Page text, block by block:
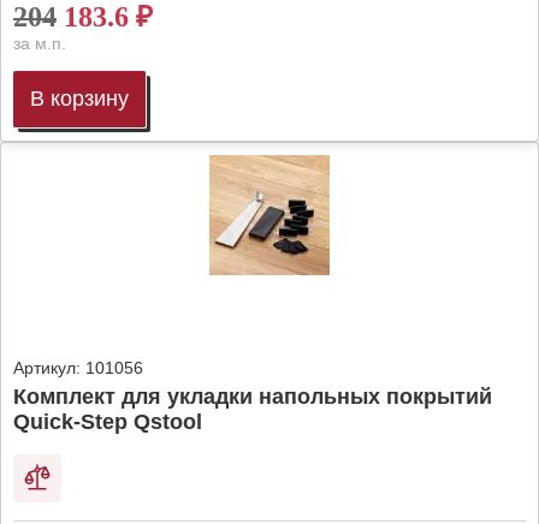
204 183.6 ₽
за м.п.
В корзину
Артикул: 101056
Комплект для укладки напольных покрытий
Quick-Step Qstool